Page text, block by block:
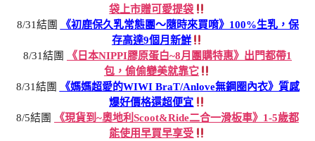
袋上市贈可愛提袋
8/31結團
《初鹿保久乳常態團～隨時來買唷》100%生乳，保
存高達9個月新鮮
8/31結團
《日本NIPPI膠原蛋白~8月團購特惠》出門都帶1
包，偷偷變美就靠它
8/31結團
《媽媽超愛的WIWI BraT/Anlove無鋼圈內衣》質感
爆好價格還超便宜
8/5結團
《現貨到~奧地利Scoot&Ride二合一滑板車》1-5歲都
能使用早買早享受